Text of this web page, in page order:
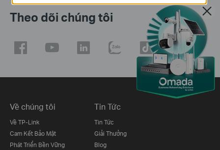
Theo dõi chúng tôi
Về chúng tôi
Về TP-Link
Cam Kết Bảo Mật
Phát Triển Bền Vững
Tin Tức
Tin Tức
Giải Thưởng
Blog